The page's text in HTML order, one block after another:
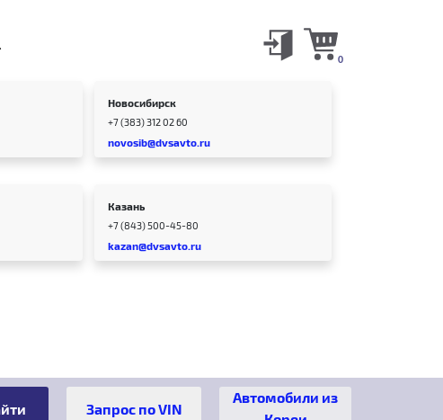
0
Новосибирск
+7 (383) 312 02 60
novosib@dvsavto.ru
Казань
+7 (843) 500-45-80
kazan@dvsavto.ru
Автомобили из